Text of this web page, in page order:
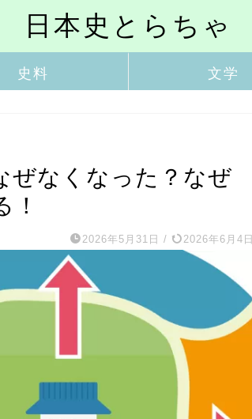
日本史とらちゃ
史料 文学
ぜなくなった？なぜ
2026年5月31日 / 2026年6月4日